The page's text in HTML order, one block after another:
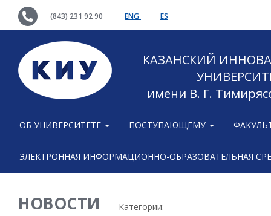
(843) 231 92 90 ENG ES
КАЗАНСКИЙ
имени В. Г.
ОБ УНИВЕРСИТЕТЕ ПОСТУПАЮЩЕМУ
ЭЛЕКТРОННАЯ ИНФОРМАЦИОННО-ОБРАЗОВАТЕЛЬНАЯ
НОВОСТИ
Категории: